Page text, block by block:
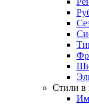
Стили в